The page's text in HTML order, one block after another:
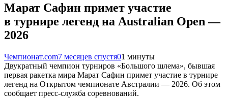
Марат Сафин примет участие
в турнире легенд на Australian Open —
2026
Чемпионат.com7 месяцев спустя01 минуты
Двукратный чемпион турниров «Большого шлема», бывшая
первая ракетка мира Марат Сафин примет участие в турнире
легенд на Открытом чемпионате Австралии — 2026. Об этом
сообщает пресс-служба соревнований.